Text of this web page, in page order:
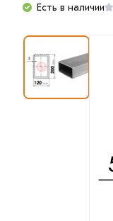
Есть в наличии